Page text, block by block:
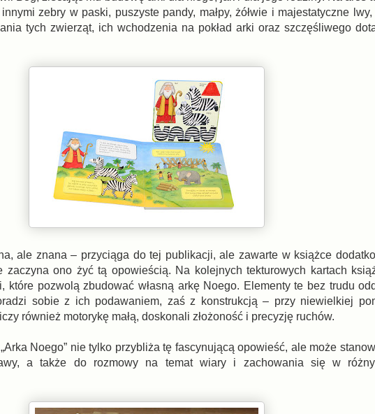
zebry w paski, puszyste pandy, małpy, żółwie i majestatyczne lwy,
tych zwierząt, ich wchodzenia na pokład arki oraz szczęśliwego
ale znana – przyciąga do tej publikacji, ale zawarte w książce
ono żyć tą opowieścią. Na kolejnych tekturowych kartach
które pozwolą zbudować własną arkę Noego. Elementy te bez trudu
sobie z ich podawaniem, zaś z konstrukcją – przy niewielkiej
również motorykę małą, doskonali złożoność i precyzję ruchów.
Noego” nie tylko przybliża tę fascynującą opowieść, ale może
a także do rozmowy na temat wiary i zachowania się w